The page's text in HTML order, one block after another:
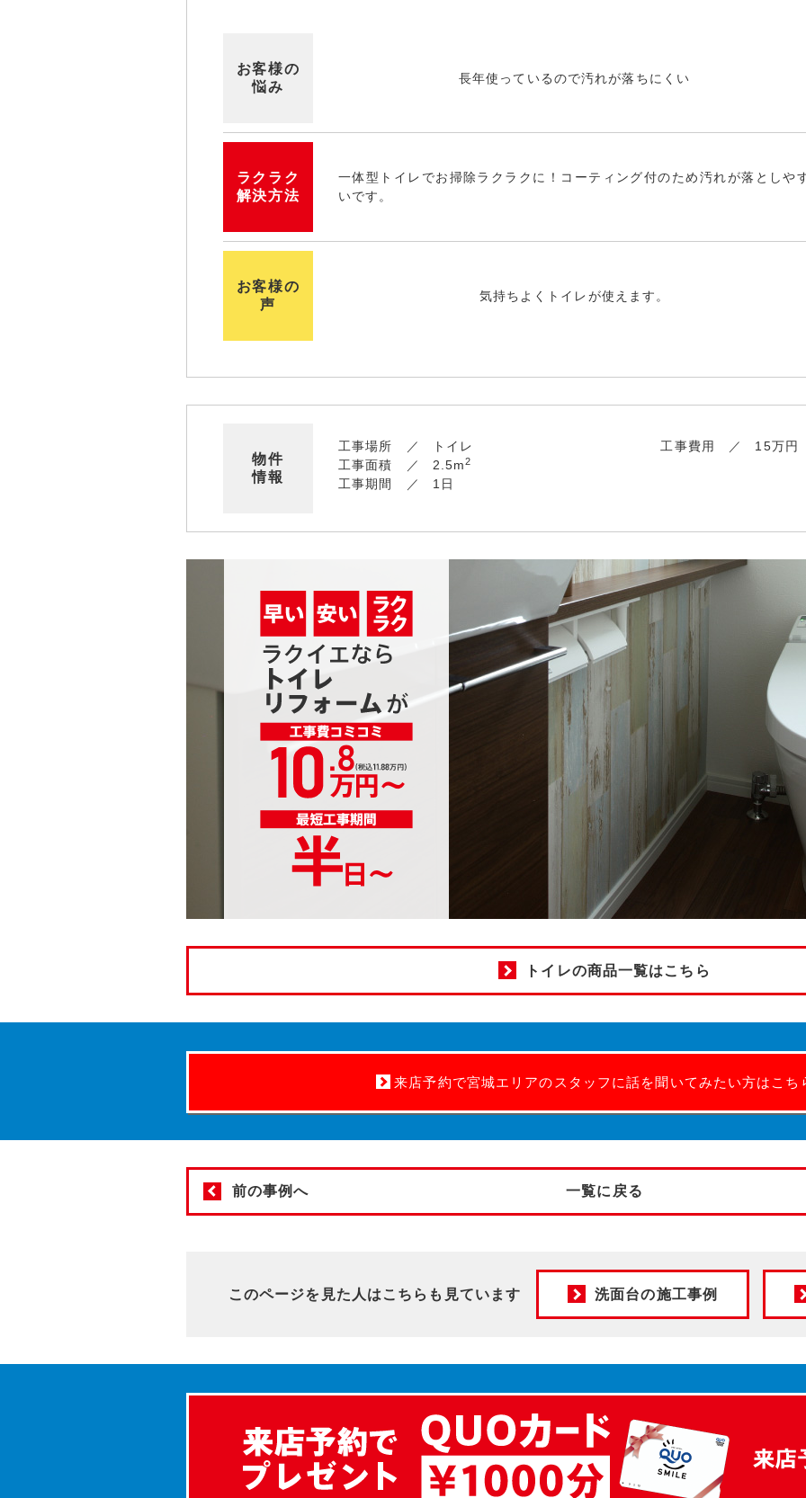
お客様の
悩み
長年使っているので汚れが落ちにくい
ラクラク
解決方法
一体型トイレでお掃除ラクラクに！コーティング付のため汚れが落としや
いです。
お客様の
声
気持ちよくトイレが使えます。
物件
情報
工事場所
トイレ
工事面積
2.5m2
工事期間 1日
工事費用 15万円
トイレの商品一覧はこちら
来店予約で宮城エリアのスタッフに話を聞いてみたい方はこち
前の事例へ 一覧に戻る
このページを見た人はこちらも見ています 洗面台の施工事例